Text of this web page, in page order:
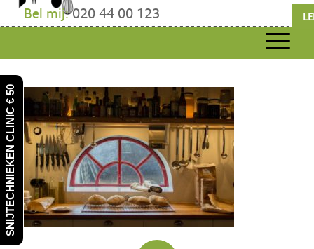
Bel mij:020 44 00 123
SNIJTECHNIEKEN CLINIC € 50